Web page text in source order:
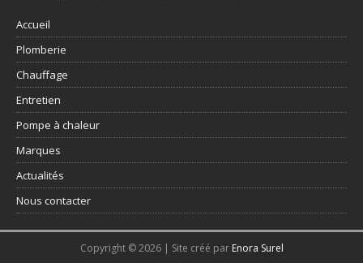
Accueil
Plomberie
Chauffage
Entretien
Pompe à chaleur
Marques
Actualités
Nous contacter
Copyright © 2026 | Site créé par Enora Surel